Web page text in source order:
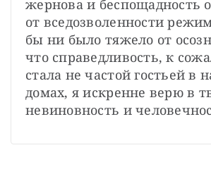
жернова и беспощадность
от вседозволенности
бы ни было тяжело от
что справедливость, к
стала не частой гостьей в
домах, я искренне верю в
невиновность и